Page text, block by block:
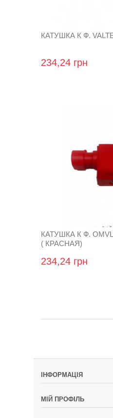
КАТУШКА К Ф.
234,24 грн
КАТУШКА К Ф.
( КРАСНАЯ)
234,24 грн
ІНФОРМАЦІЯ
МІЙ ПРОФІЛЬ